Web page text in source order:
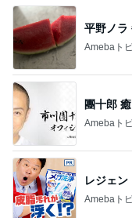
平野ノラ
Amebaト
團十郎
Amebaト
レジェン
Amebaト